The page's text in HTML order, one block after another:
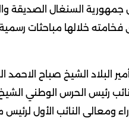
جمهورية السنغال الصديقة
فخامته خلالها مباحثات
الشيخ صباح الاحمد
نائب رئيس الحرس الوطني
ومعالي النائب الأول لرئيس